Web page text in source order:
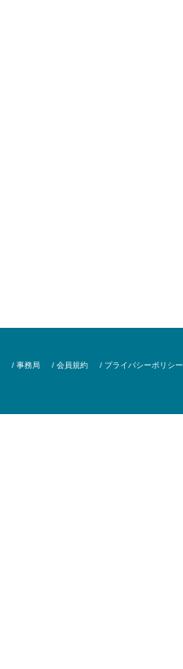
/ 事務局 / 会員規約 / プライバシーポリシー